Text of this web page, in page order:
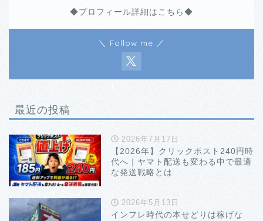
◆プロフィール詳細はこちら◆
＼ Follow me ／
最近の投稿
2026年7月17日
【2026年】クリックポスト240円時
代へ｜ヤマト配送も変わる中で最適
な発送戦略とは
2026年5月13日
インフレ時代の本せどりは稼げな